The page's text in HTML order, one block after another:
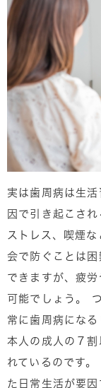
実は歯周病は生
因で引き起こさ
ストレス、喫煙
会で防ぐことは
できますが、疲
可能でしょう。
常に歯周病にな
本人の成人の７
れているのです
た日常生活が要因